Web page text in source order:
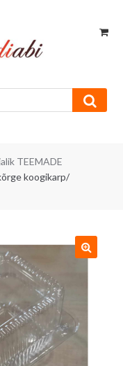
TEEMADE
koogikarp/